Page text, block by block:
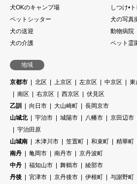
犬OKのキャンプ場
しつけ•
ペットシッター
犬の写真
犬の送迎
動物病院
犬の介護
ペット霊
地域
京都市 北区 上京区 左京区 中京区 東
南区
右京区 西京区
伏見区
乙訓
向日市 大山崎町
長岡京市
山城北
宇治市 城陽市 八幡市 京田辺市
宇治田原
山城南
木津川市 笠置町 和束町 精華町
南丹
亀岡市 南丹市
京丹波町
中丹
福知山市 舞鶴市
綾部市
丹後
宮津市 京丹後市 伊根町 与謝野町